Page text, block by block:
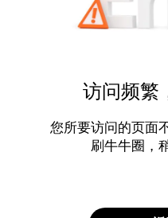
访问频繁
您所要访问的页面
刷牛牛圈，